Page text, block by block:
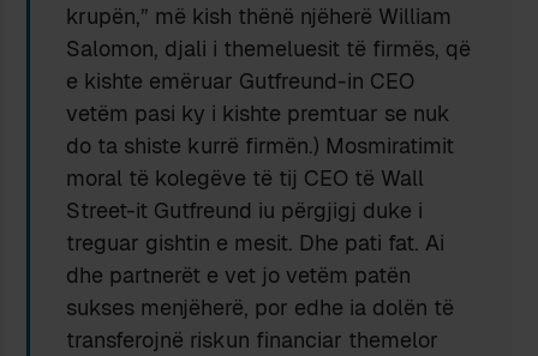
krupën,” më kish thënë njëherë William
Salomon, djali i themeluesit të firmës, që
e kishte emëruar Gutfreund-in CEO
vetëm pasi ky i kishte premtuar se nuk
do ta shiste kurrë firmën.) Mosmiratimit
moral të kolegëve të tij CEO të Wall
Street-it Gutfreund iu përgjigj duke i
treguar gishtin e mesit. Dhe pati fat. Ai
dhe partnerët e vet jo vetëm patën
sukses menjëherë, por edhe ia dolën të
transferojnë riskun financiar themelor